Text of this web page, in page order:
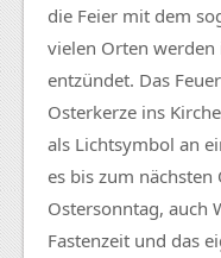
die Feier mit dem
vielen Orten
entzündet. Das
Osterkerze ins
als Lichtsymbol an
es bis zum
Ostersonntag, auch
Fastenzeit und das